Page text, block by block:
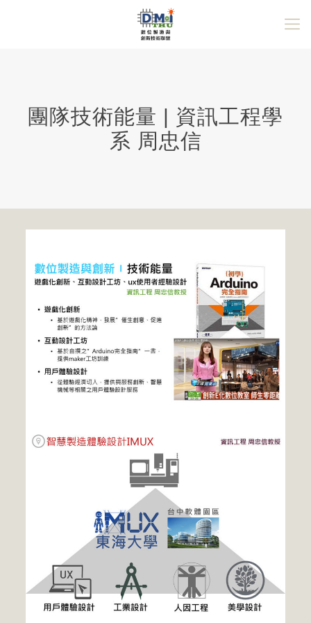
團隊技術能量 | 資訊工程學
系 周忠信